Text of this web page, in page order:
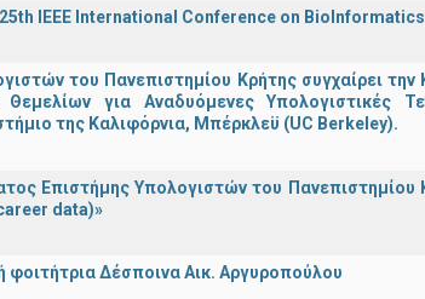
IEEE International Conference on
του Πανεπιστημίου Κρήτης συγχαίρει
Θεμελίων για Αναδυόμενες Υπολογιστικές
της Καλιφόρνια, Μπέρκλεϋ (UC Berkeley).
Επιστήμης Υπολογιστών του Πανεπιστημίου
data)»
φοιτήτρια Δέσποινα Αικ. Αργυροπούλου